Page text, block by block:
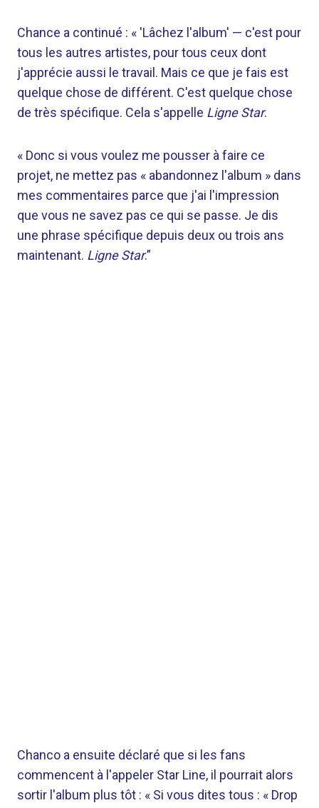
Chance a continué : « 'Lâchez l'album' — c'est pour
tous les autres artistes, pour tous ceux dont
j'apprécie aussi le travail. Mais ce que je fais est
quelque chose de différent. C'est quelque chose
de très spécifique. Cela s'appelle Ligne Star.
« Donc si vous voulez me pousser à faire ce
projet, ne mettez pas « abandonnez l'album » dans
mes commentaires parce que j'ai l'impression
que vous ne savez pas ce qui se passe. Je dis
une phrase spécifique depuis deux ou trois ans
maintenant. Ligne Star.”
Chanco a ensuite déclaré que si les fans
commencent à l'appeler Star Line, il pourrait alors
sortir l'album plus tôt : « Si vous dites tous : « Drop